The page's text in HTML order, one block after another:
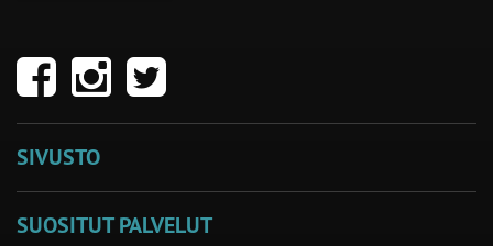
SIVUSTO
SUOSITUT PALVELUT